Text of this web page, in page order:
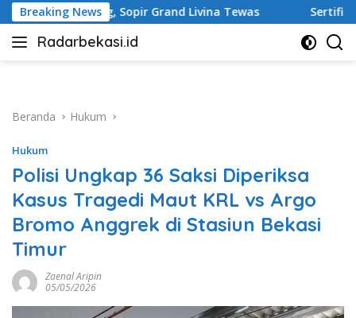
Langsung
ke
konten
Breaking News
Grand Livina Tewas Sertifikasi Aset Pemkab Bekasi
Radarbekasi.id
Berita
Beranda
Hukum
Hukum
Polisi Ungkap 36 Saksi Diperiksa
Kasus Tragedi Maut KRL vs Argo
Bromo Anggrek di Stasiun Bekasi
Timur
Zaenal Aripin
05/05/2026